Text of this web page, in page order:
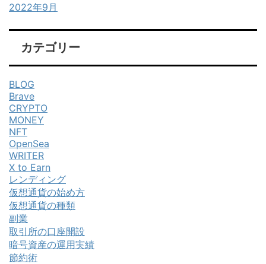
2022年9月
カテゴリー
BLOG
Brave
CRYPTO
MONEY
NFT
OpenSea
WRITER
X to Earn
レンディング
仮想通貨の始め方
仮想通貨の種類
副業
取引所の口座開設
暗号資産の運用実績
節約術